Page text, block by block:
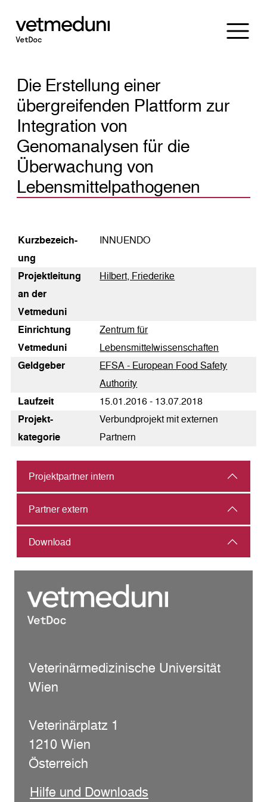
Die Erstellung einer
übergreifenden Plattform zur
Integration von
Genomanalysen für die
Überwachung von
Lebensmittelpathogenen
Kurz­bezeich­
ung
INNUENDO
Pro­jekt­lei­tung
an der
Vetmeduni
Hilbert, Friederike
Einrichtung
Vetmeduni
Zentrum für
Lebensmittelwissenschaften
Geldgeber
EFSA - European Food Safety
Authority
Laufzeit
15.01.2016 - 13.07.2018
Pro­jekt­
kategorie
Verbundprojekt mit externen
Partnern
Projektpartner intern
Partner extern
Download
Veterinärmedizinische Universität
Wien
Veterinärplatz 1
1210 Wien
Österreich
Hilfe und Downloads